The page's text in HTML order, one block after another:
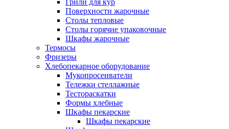
Поверхности жарочные
Столы тепловые
Столы горячие упаковочные
Шкафы жарочные
Термосы
Фризеры
Хлебопекарное оборудование
Мукопросеиватели
Тележки стеллажные
Тестораскатки
Формы хлебные
Шкафы пекарские
Шкафы пекарские